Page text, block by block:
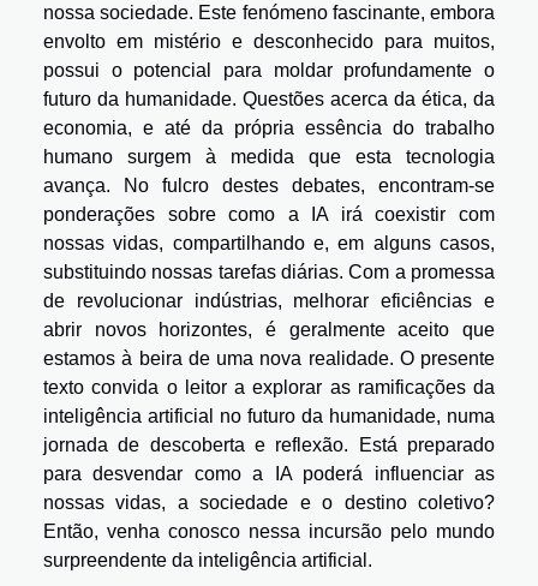
nossa sociedade. Este fenómeno fascinante, embora
envolto em mistério e desconhecido para muitos,
possui o potencial para moldar profundamente o
futuro da humanidade. Questões acerca da ética, da
economia, e até da própria essência do trabalho
humano surgem à medida que esta tecnologia
avança. No fulcro destes debates, encontram-se
ponderações sobre como a IA irá coexistir com
nossas vidas, compartilhando e, em alguns casos,
substituindo nossas tarefas diárias. Com a promessa
de revolucionar indústrias, melhorar eficiências e
abrir novos horizontes, é geralmente aceito que
estamos à beira de uma nova realidade. O presente
texto convida o leitor a explorar as ramificações da
inteligência artificial no futuro da humanidade, numa
jornada de descoberta e reflexão. Está preparado
para desvendar como a IA poderá influenciar as
nossas vidas, a sociedade e o destino coletivo?
Então, venha conosco nessa incursão pelo mundo
surpreendente da inteligência artificial.